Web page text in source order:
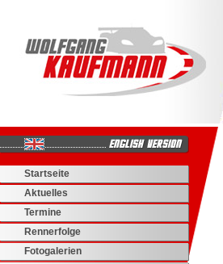
Startseite
Aktuelles
Termine
Rennerfolge
Fotogalerien